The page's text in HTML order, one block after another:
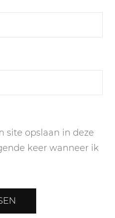
site opslaan in deze
keer wanneer ik